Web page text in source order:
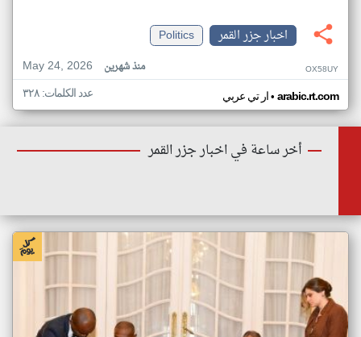
اخبار جزر القمر
Politics
May 24, 2026
منذ شهرين OX58UY
ار تي عربي• arabic.rt.com عدد الكلمات: ٣٢٨
أخر ساعة في اخبار جزر القمر